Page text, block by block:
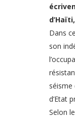
Dans
son
séisme
d’Etat
Selon